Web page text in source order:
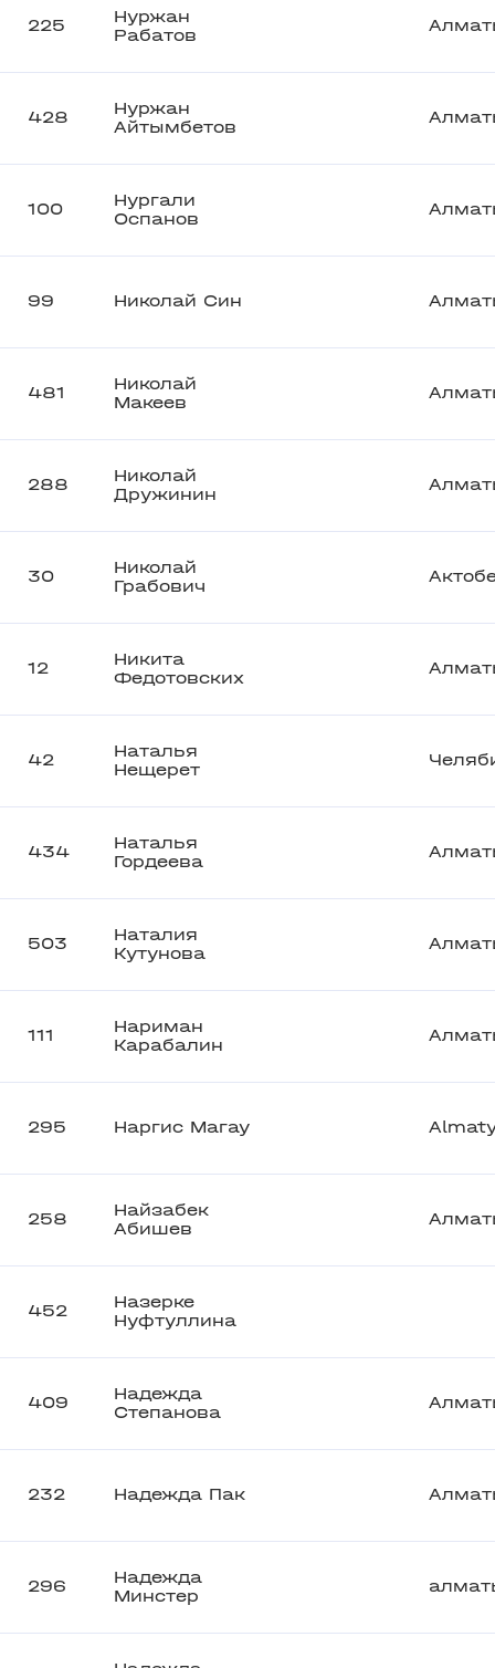
225
Нуржан
Рабатов
428
Нуржан
Айтымбетов
100
Нургали
Оспанов
99 Николай Син
481
Николай
Макеев
288
Николай
Дружинин
30
Николай
Грабович
12
Никита
Федотовских
42
Наталья
Нещерет
434
Наталья
Гордеева
503
Наталия
Кутунова
111
Нариман
Карабалин
295 Наргис Магау
258
Найзабек
Абишев
452
Назерке
Нуфтуллина
409
Надежда
Степанова
232 Надежда Пак
296
Надежда
Минстер